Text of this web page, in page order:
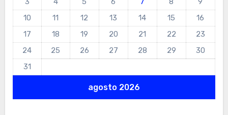
agosto 2026
10
11 12 13 14 15
16
17
18 19 20 21 22
23
24
25 26 27 28 29
30
31